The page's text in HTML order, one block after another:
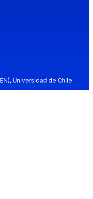
Universidad de Chile.